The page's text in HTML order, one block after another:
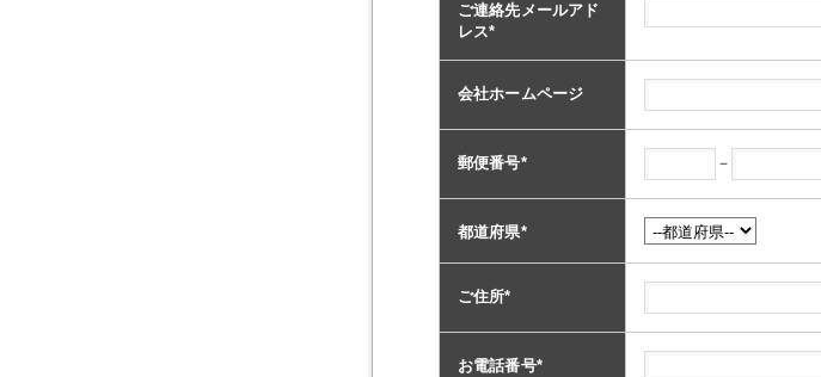
ご連絡先メールアド
レス*
会社ホームページ
郵便番号* －
都道府県*
ご住所*
お電話番号*